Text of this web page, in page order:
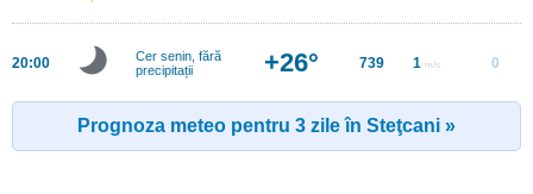
20:00
Cer senin, fără
precipitații
+26° 739 1 m/s 0
Prognoza meteo pentru 3 zile în Steţcani »